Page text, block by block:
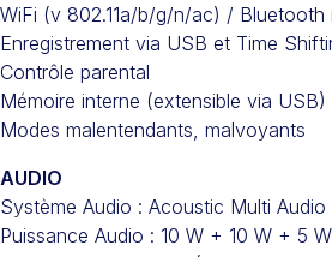
WiFi (v 802.11a/b/g/n/ac) / Bluetooth
Enregistrement via USB et Time
Contrôle parental
Mémoire interne (extensible via
Modes malentendants, malvoyants
AUDIO
Système Audio : Acoustic Multi Audio
Puissance Audio : 10 W + 10 W + 5